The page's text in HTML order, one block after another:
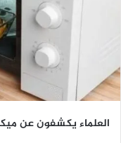
العلماء يكشفون عن